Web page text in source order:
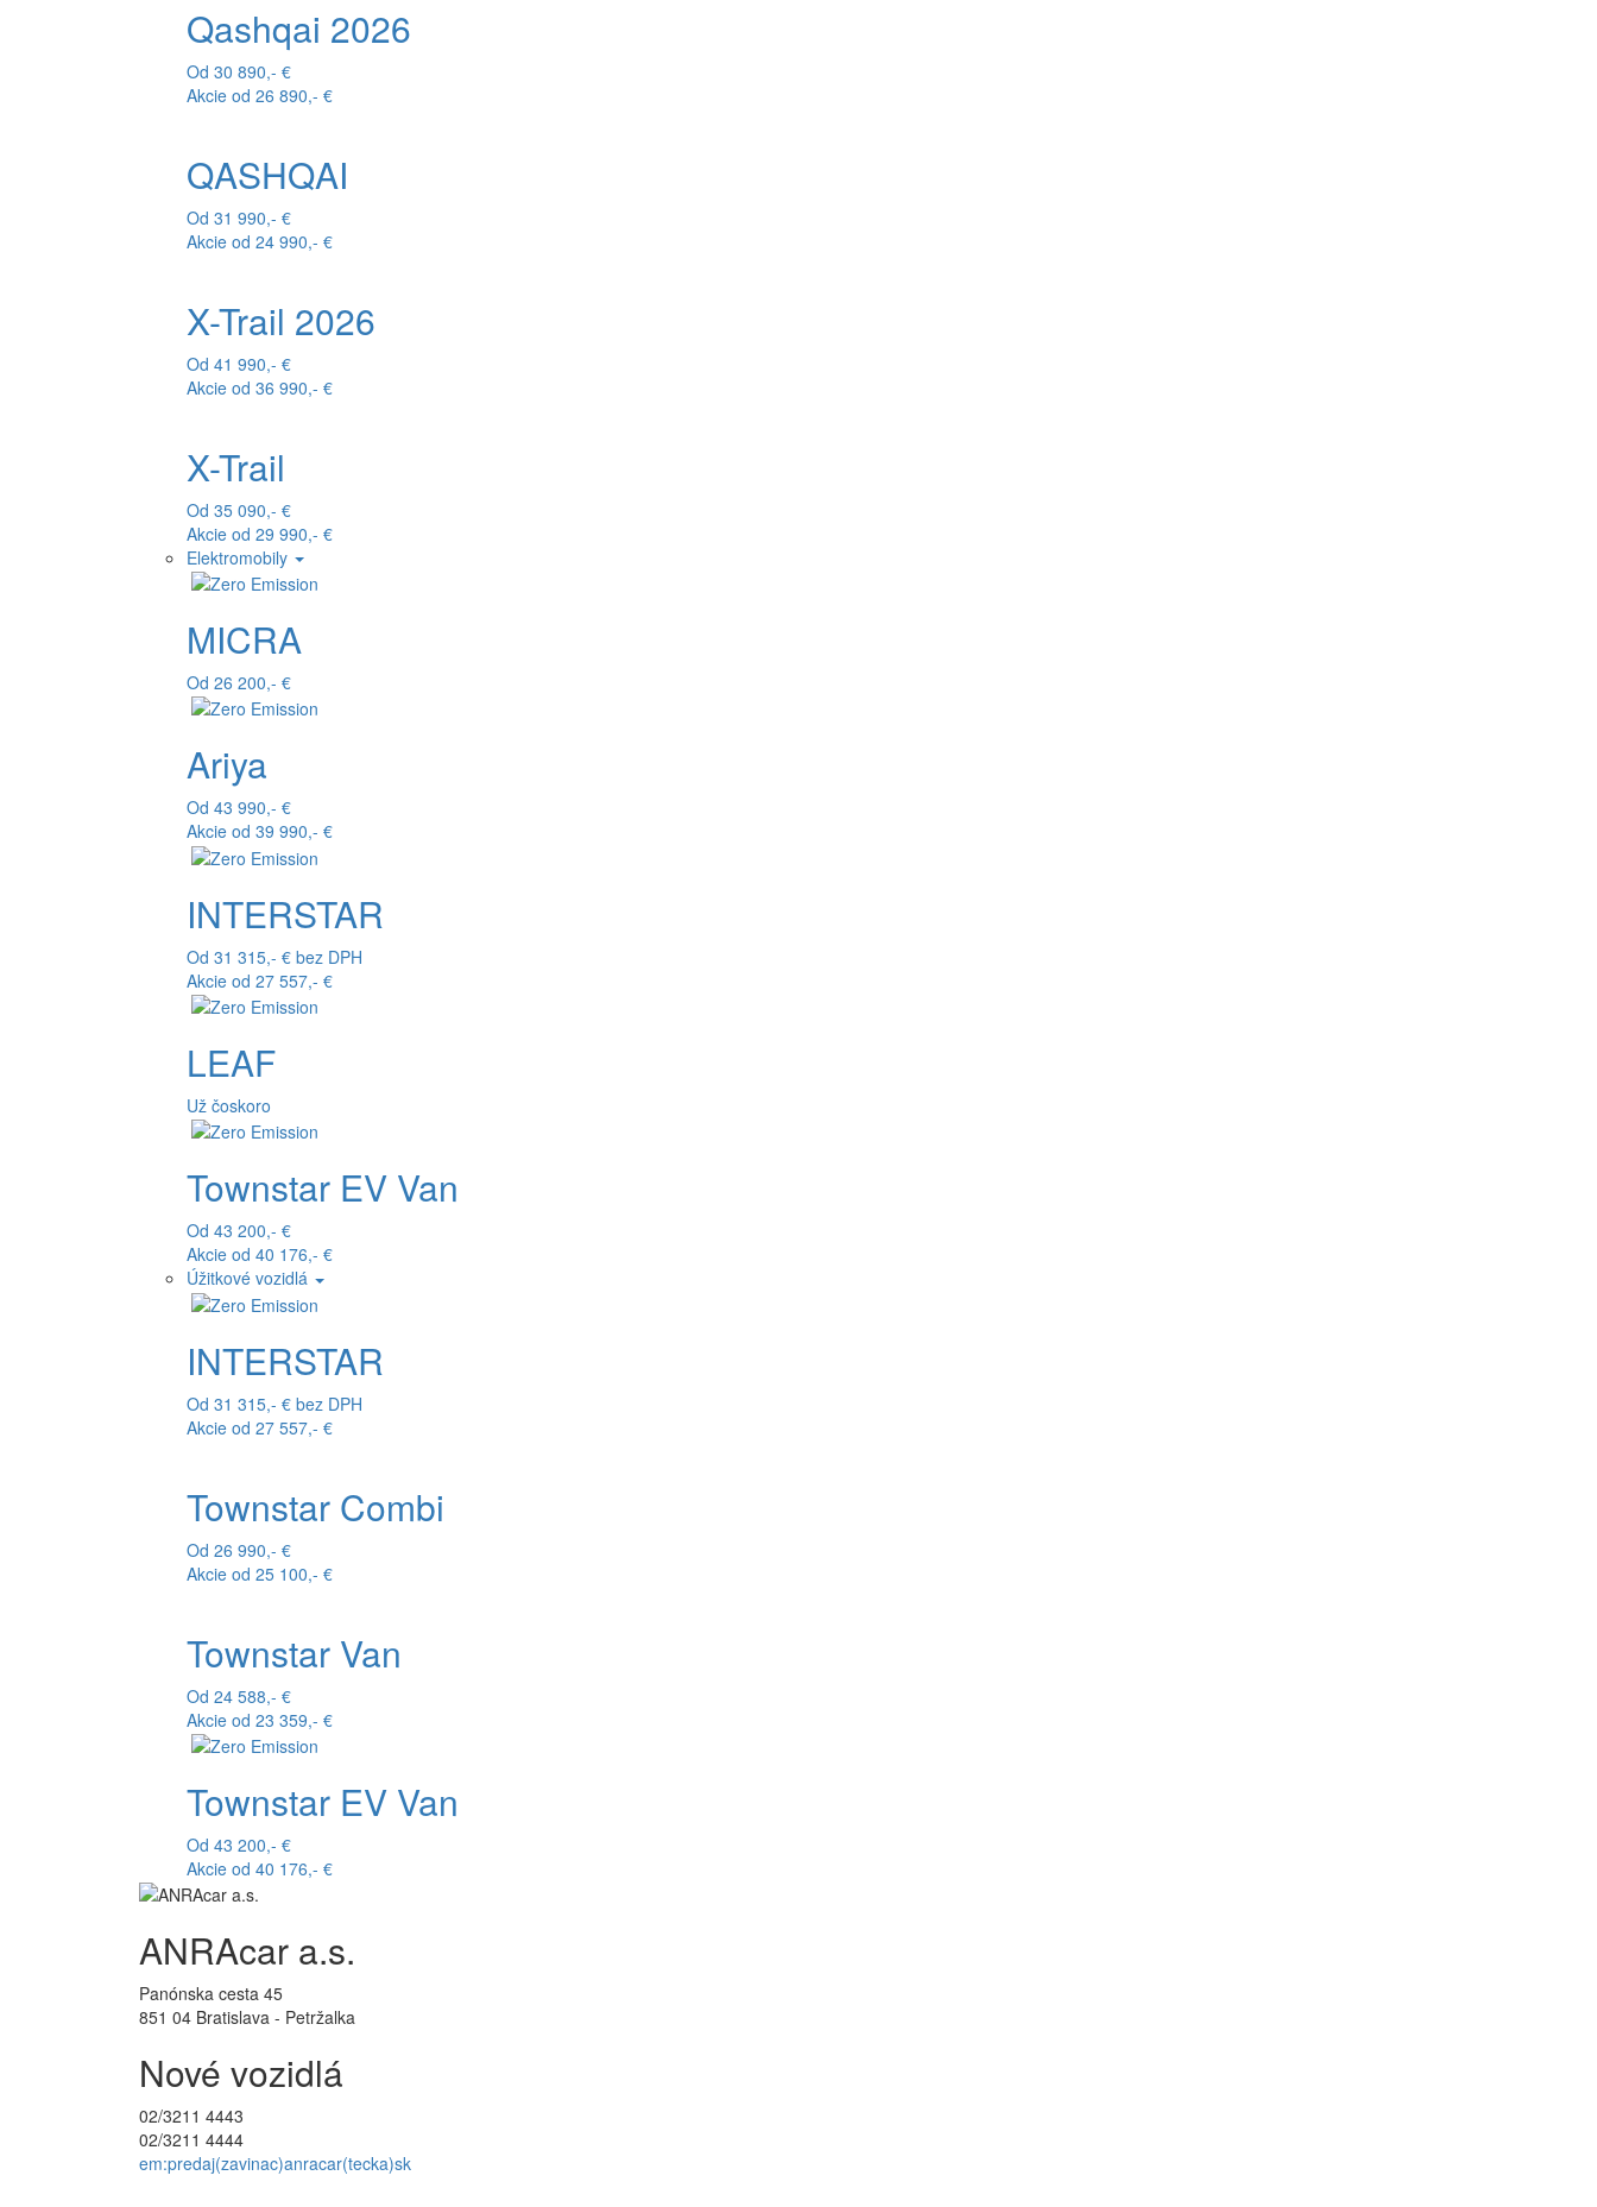
Qashqai 2026
Od 30 890,- €
Akcie od 26 890,- €
QASHQAI
Od 31 990,- €
Akcie od 24 990,- €
X-Trail 2026
Od 41 990,- €
Akcie od 36 990,- €
X-Trail
Od 35 090,- €
Akcie od 29 990,- €
Elektromobily
MICRA
Od 26 200,- €
Ariya
Od 43 990,- €
Akcie od 39 990,- €
INTERSTAR
Od 31 315,- € bez DPH
Akcie od 27 557,- €
LEAF
Už čoskoro
Townstar EV Van
Od 43 200,- €
Akcie od 40 176,- €
Úžitkové vozidlá
INTERSTAR
Od 31 315,- € bez DPH
Akcie od 27 557,- €
Townstar Combi
Od 26 990,- €
Akcie od 25 100,- €
Townstar Van
Od 24 588,- €
Akcie od 23 359,- €
Townstar EV Van
Od 43 200,- €
Akcie od 40 176,- €
ANRAcar a.s.
Panónska cesta 45
851 04 Bratislava - Petržalka
Nové vozidlá
02/3211 4443
02/3211 4444
em:predaj(zavinac)anracar(tecka)sk